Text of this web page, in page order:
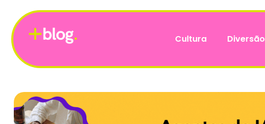
Cultura Diversão